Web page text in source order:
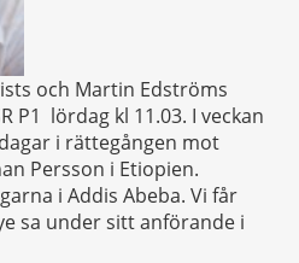
och Martin Edströms
P1 lördag kl 11.03. I veckan
i rättegången mot
Persson i Etiopien.
i Addis Abeba. Vi får
sa under sitt anförande i